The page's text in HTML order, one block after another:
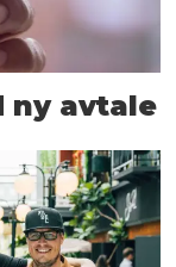
ny avtale